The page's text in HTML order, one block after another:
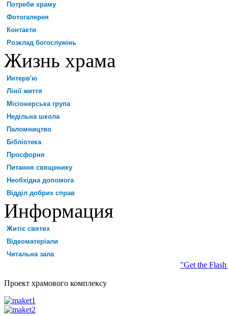
Потреби храму
Фотогалерея
Контакти
Розклад богослужінь
Жизнь храма
Интерв'ю
Лінії життя
Місіонерська група
Недільна школа
Паломництво
Бібліотека
Просфорня
Питання священику
Необхідна допомога
Відділ добрих справ
Информация
Житіє святих
Відеоматеріали
Читальна зала
"Get the
Проект храмового комплексу